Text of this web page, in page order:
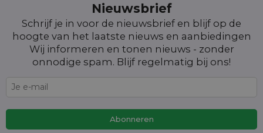
Nieuwsbrief
Schrijf je in voor de nieuwsbrief en blijf op de
hoogte van het laatste nieuws en aanbiedingen
Wij informeren en tonen nieuws - zonder
onnodige spam. Blijf regelmatig bij ons!